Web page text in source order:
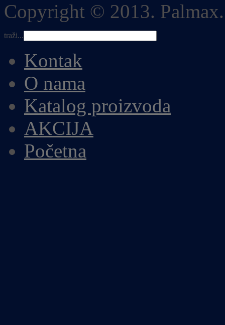
Copyright © 2013.
traži...
Kontak
O nama
Katalog proizvoda
AKCIJA
Početna